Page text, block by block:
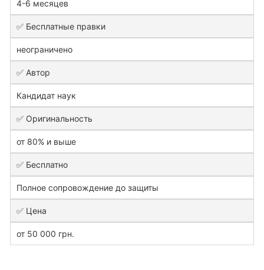
4-6 месяцев
✅ Бесплатные правки
неограничено
✅ Автор
Кандидат наук
✅ Оригинальность
от 80% и выше
✅ Бесплатно
Полное сопровождение до защиты
✅ Цена
от 50 000 грн.